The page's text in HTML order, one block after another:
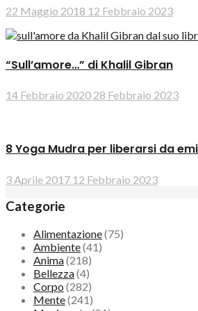
22 Maggio 2018 12 Febbraio 2023
“Sull’amore…” di Khalil Gibran
14 Febbraio 2020 28 Febbraio 2023
8 Yoga Mudra per liberarsi da
3 Aprile 2017 12 Febbraio 2023
Categorie
Alimentazione(75)
Ambiente(41)
Anima(218)
Bellezza(4)
Corpo (282)
Mente(241)